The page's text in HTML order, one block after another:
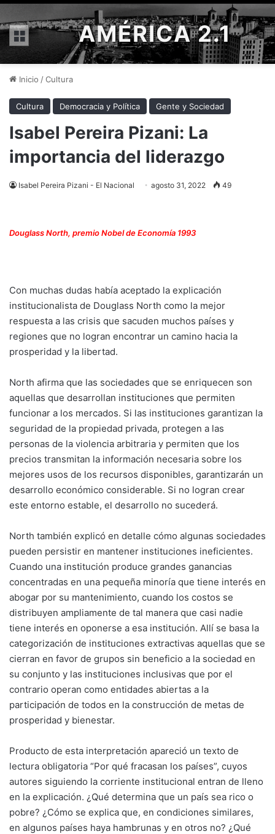
Menú AMÉRICA 2.1
Inicio /Cultura
Cultura Democracia y Política Gente y Sociedad
Isabel Pereira Pizani: La
importancia del liderazgo
Isabel Pereira Pizani - El Nacional agosto 31, 2022 49
Douglass North, premio Nobel de Economía 1993
Con muchas dudas había aceptado la explicación
institucionalista de Douglass North como la mejor
respuesta a las crisis que sacuden muchos países y
regiones que no logran encontrar un camino hacia la
prosperidad y la libertad.
North afirma que las sociedades que se enriquecen son
aquellas que desarrollan instituciones que permiten
funcionar a los mercados. Si las instituciones garantizan la
seguridad de la propiedad privada, protegen a las
personas de la violencia arbitraria y permiten que los
precios transmitan la información necesaria sobre los
mejores usos de los recursos disponibles, garantizarán un
desarrollo económico considerable. Si no logran crear
este entorno estable, el desarrollo no sucederá.
North también explicó en detalle cómo algunas sociedades
pueden persistir en mantener instituciones ineficientes.
Cuando una institución produce grandes ganancias
concentradas en una pequeña minoría que tiene interés en
abogar por su mantenimiento, cuando los costos se
distribuyen ampliamente de tal manera que casi nadie
tiene interés en oponerse a esa institución. Allí se basa la
categorización de instituciones extractivas aquellas que se
cierran en favor de grupos sin beneficio a la sociedad en
su conjunto y las instituciones inclusivas que por el
contrario operan como entidades abiertas a la
participación de todos en la construcción de metas de
prosperidad y bienestar.
Producto de esta interpretación apareció un texto de
lectura obligatoria “Por qué fracasan los países”, cuyos
autores siguiendo la corriente institucional entran de lleno
en la explicación. ¿Qué determina que un país sea rico o
pobre? ¿Cómo se explica que, en condiciones similares,
en algunos países haya hambrunas y en otros no? ¿Qué